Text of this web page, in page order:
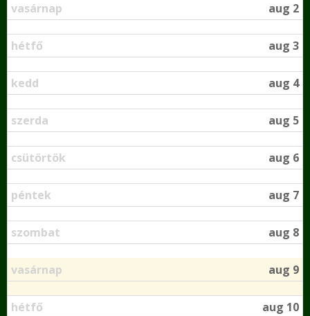
vasárnap aug 2
hétfő aug 3
kedd aug 4
szerda aug 5
csütörtök aug 6
péntek aug 7
szombat aug 8
vasárnap aug 9
hétfő aug 10